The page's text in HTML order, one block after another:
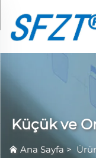
Küçük ve
Ana Sayfa>